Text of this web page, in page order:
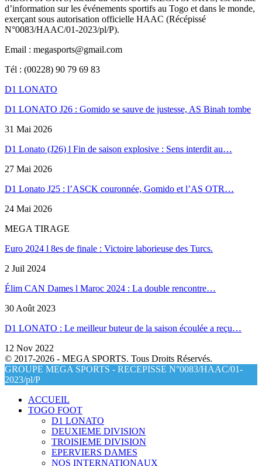
d’information sur les événements sportifs au Togo et dans le monde,
exerçant sous autorisation officielle HAAC (Récépissé
N°0083/HAAC/01-2023/pl/P).
Email : megasports@gmail.com
Tél : (00228) 90 79 69 83
D1 LONATO
D1 LONATO J26 : Gomido se sauve de justesse, AS Binah tombe
31 Mai 2026
D1 Lonato (J26) l Fin de saison explosive : Sens interdit au…
27 Mai 2026
D1 Lonato J25 : l’ASCK couronnée, Gomido et l’AS OTR…
24 Mai 2026
MEGA TIRAGE
Euro 2024 l 8es de finale : Victoire laborieuse des Turcs.
2 Juil 2024
Élim CAN Dames l Maroc 2024 : La double rencontre…
30 Août 2023
D1 LONATO : Le meilleur buteur de la saison écoulée a reçu…
12 Nov 2022
© 2017-2026 - MEGA SPORTS. Tous Droits Réservés.
GROUPE MEGA SPORTS - RECEPISSE N°0083/HAAC/01-
2023/pl/P
ACCUEIL
TOGO FOOT
D1 LONATO
DEUXIEME DIVISION
TROISIEME DIVISION
EPERVIERS DAMES
NOS INTERNATIONAUX